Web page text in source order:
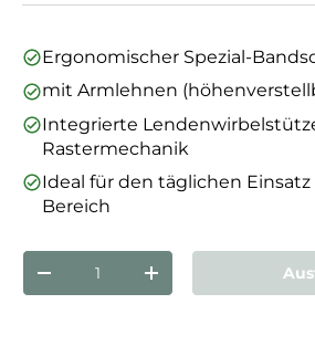
Ergonomischer Spezial-
mit Armlehnen
Integrierte
Rastermechanik
Ideal für den täglichen
Bereich
Anzahl
Menge verringernMenge erhöhen